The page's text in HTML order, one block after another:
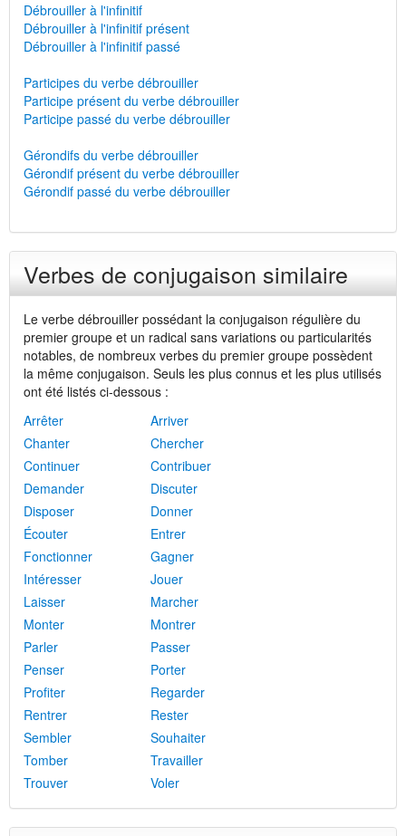
Débrouiller à l'infinitif
Débrouiller à l'infinitif présent
Débrouiller à l'infinitif passé
Participes du verbe débrouiller
Participe présent du verbe débrouiller
Participe passé du verbe débrouiller
Gérondifs du verbe débrouiller
Gérondif présent du verbe débrouiller
Gérondif passé du verbe débrouiller
Verbes de conjugaison similaire
Le verbe débrouiller possédant la conjugaison régulière du
premier groupe et un radical sans variations ou particularités
notables, de nombreux verbes du premier groupe possèdent
la même conjugaison. Seuls les plus connus et les plus utilisés
ont été listés ci-dessous :
Arrêter
Arriver
Chanter
Chercher
Continuer
Contribuer
Demander
Discuter
Disposer
Donner
Écouter
Entrer
Fonctionner
Gagner
Intéresser
Jouer
Laisser
Marcher
Monter
Montrer
Parler
Passer
Penser
Porter
Profiter
Regarder
Rentrer
Rester
Sembler
Souhaiter
Tomber
Travailler
Trouver
Voler